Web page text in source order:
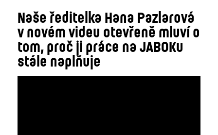
Naše ředitelka Hana Pazlarová
v novém videu otevřeně mluví o
tom, proč ji práce na JABOKu
stále naplňuje